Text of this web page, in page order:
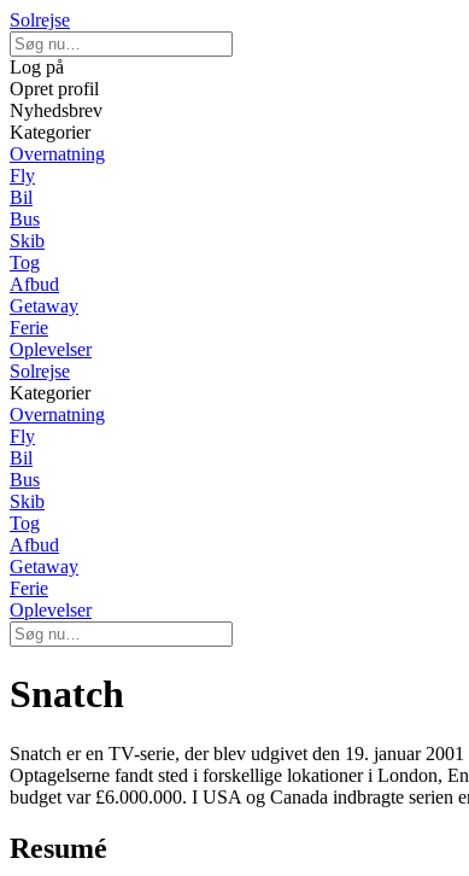
Solrejse
Log på
Opret profil
Nyhedsbrev
Kategorier
Overnatning
Fly
Bil
Bus
Skib
Tog
Afbud
Getaway
Ferie
Oplevelser
Solrejse
Kategorier
Overnatning
Fly
Bil
Bus
Skib
Tog
Afbud
Getaway
Ferie
Oplevelser
Snatch
Snatch er en TV-serie, der blev udgivet den 19. januar
Optagelserne fandt sted i forskellige lokationer i London,
budget var £6.000.000. I USA og Canada indbragte serien
Resumé